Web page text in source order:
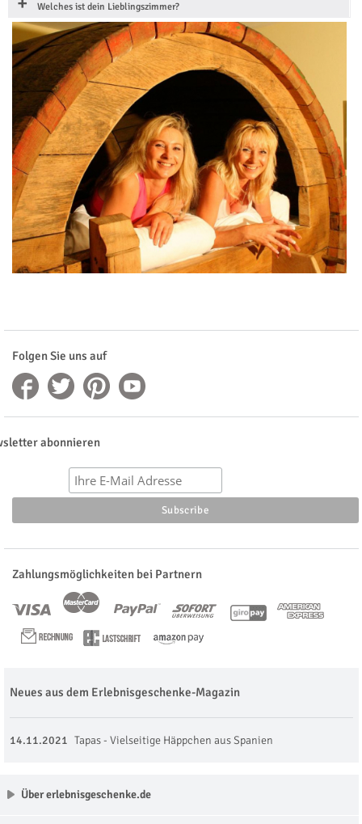
Welches ist dein Lieblingszimmer?
Folgen Sie uns auf
abonnieren
Zahlungsmöglichkeiten bei Partnern
Neues aus dem Erlebnisgeschenke-Magazin
14.11.2021 Tapas - Vielseitige Häppchen aus Spanien
Über erlebnisgeschenke.de